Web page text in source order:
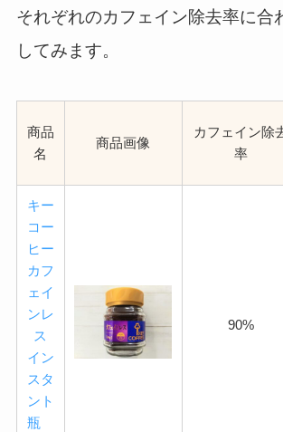
それぞれのカフェイン除去率に合
してみます。
商品
名
商品画像
カフェイン除
率
キー
コー
ヒー
カフ
ェイ
ンレ
ス
イン
スタ
ント
瓶
90%